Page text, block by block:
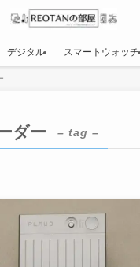
デジタル スマートウォッチ
ダー – tag –